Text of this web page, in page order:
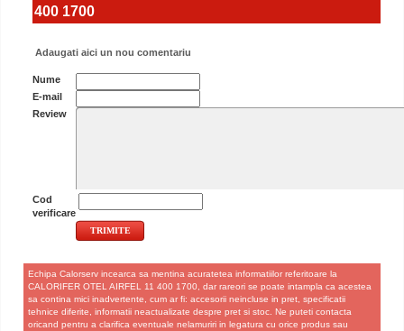
400 1700
Adaugati aici un nou comentariu
Nume
E-mail
Review
Cod
verificare
Echipa Calorserv incearca sa mentina acuratetea informatiilor referitoare la
CALORIFER OTEL AIRFEL 11 400 1700, dar rareori se poate intampla ca acestea
sa contina mici inadvertente, cum ar fi: accesorii neincluse in pret, specificatii
tehnice diferite, informatii neactualizate despre pret si stoc. Ne puteti contacta
oricand pentru a clarifica eventuale nelamuriri in legatura cu orice produs sau